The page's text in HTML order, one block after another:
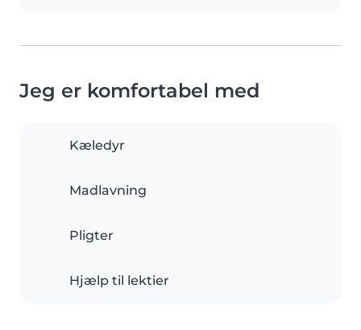
Jeg er komfortabel med
Kæledyr
Madlavning
Pligter
Hjælp til lektier